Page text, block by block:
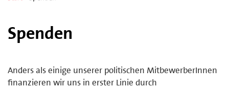
Spenden
Anders als einige unserer politischen MitbewerberInnen
finanzieren wir uns in erster Linie durch